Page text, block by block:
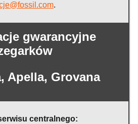
.
gwarancyjne
Apella, Grovana
centralnego: